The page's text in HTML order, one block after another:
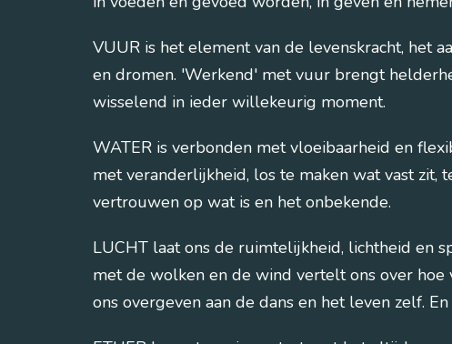
VUUR is het element van de levenskracht, het
en dromen. 'Werkend' met vuur brengt
wisselend in ieder willekeurig moment.
WATER is verbonden met vloeibaarheid en
met veranderlijkheid, los te maken wat vast zit,
vertrouwen op wat is en het onbekende.
LUCHT laat ons de ruimtelijkheid, lichtheid en
met de wolken en de wind vertelt ons over hoe
ons overgeven aan de dans en het leven zelf.